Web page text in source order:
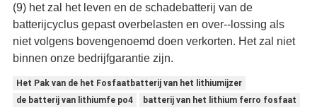
(9) het zal het leven en de schadebatterij van de
batterijcyclus gepast overbelasten en over--lossing als
niet volgens bovengenoemd doen verkorten. Het zal niet
binnen onze bedrijfgarantie zijn.
Het Pak van de het Fosfaatbatterij van het lithiumijzer
de batterij van lithiumfe po4
batterij van het lithium ferro fosfaat